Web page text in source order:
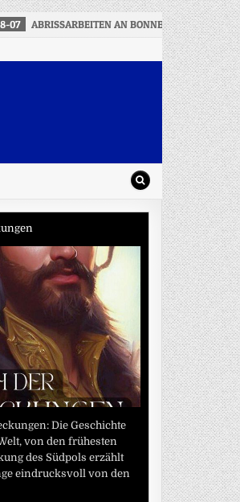
07
ABRISSARBEITEN AN BONNER NORDBRÜCKE
Die Geschichte
von den frühesten
des Südpols erzählt
eindrucksvoll von den